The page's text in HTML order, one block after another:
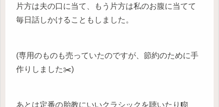
片方は夫の口に当て、もう片方は私のお腹に当てて
毎日話しかけることもしました。
(専用のものも売っていたのですが、節約のために手
作りしました✂️)
あとは定番の胎教にいいクラシックを聴いたり🎼